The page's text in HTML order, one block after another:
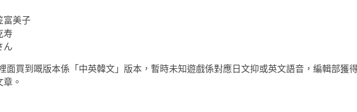
富美子
寿
ん
面買到嘅版本係「中英韓文」版本，暫時未知遊戲係對應日文抑或英文語音，編輯部獲
。